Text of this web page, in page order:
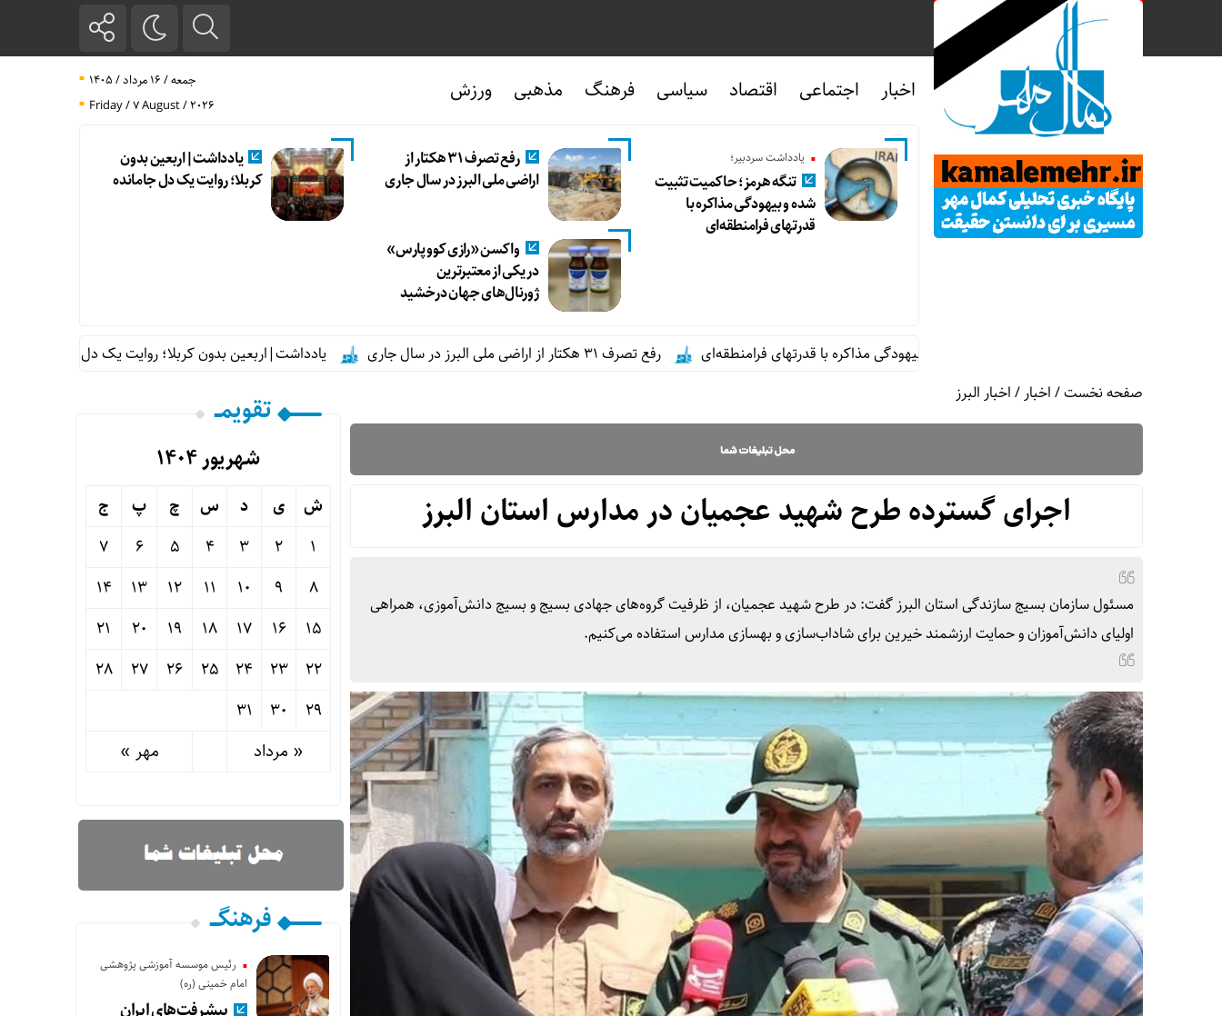
اخبار اجتماعی اقتصاد سیاسی فرهنگ مذهبی ورزش
جمعه / ۱۶ مرداد / ۱۴۰۵
Friday / 7 August / 2026
یادداشت سردبیر؛
تنگه هرمز؛ حاکمیت تثبیت
شده و بیهودگی مذاکره با
قدرتهای فرامنطقه‌ای
رفع تصرف ۳۱ هکتار از
اراضی ملی البرز در سال جاری
یادداشت|اربعین بدون
کربلا؛ روایت یک دل جامانده
واکسن «رازی کوو پارس»
در یکی از معتبرترین
ژورنال‌های جهان درخشید
تنگه هرمز؛ حاکمیت تثبیت شده و بیهودگی مذاکره با قدرتهای فرامنطقه‌ای رفع تصرف ۳۱ هکتار از اراضی ملی البرز در سال جاری یادداشت|اربعین بدون کربلا؛ روایت یک دل جامانده
صفحه نخست/اخبار/اخبار البرز
اجرای گسترده طرح شهید عجمیان در مدارس استان البرز
مسئول سازمان بسیج سازندگی استان البرز گفت: در طرح شهید عجمیان، از ظرفیت گروه‌های جهادی بسیج و بسیج دانش‌آموزی، همراهی
اولیای دانش‌آموزان و حمایت ارزشمند خیرین برای شاداب‌سازی و بهسازی مدارس استفاده می‌کنیم.
تقویمــ
شهریور ۱۴۰۴
ش ی د س چ پ ج
« مرداد مهر »
1
2
3
4
5
6
7
8
9
10
11
12
13
14
15
16
17
18
19
20
21
22
23
24
25
26
27
28
29
30
31
فرهنگـــ
رئیس موسسه آموزشی پژوهشی
امام خمینی (ره)